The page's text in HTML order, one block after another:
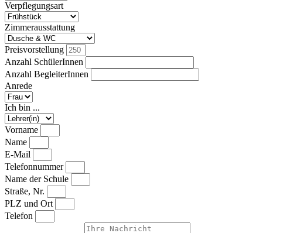
Verpflegungsart
Zimmerausstattung
Preisvorstellung
Anzahl SchülerInnen
Anzahl BegleiterInnen
Anrede
Ich bin ...
Vorname
Name
E-Mail
Telefonnummer
Name der Schule
Straße, Nr.
PLZ und Ort
Telefon